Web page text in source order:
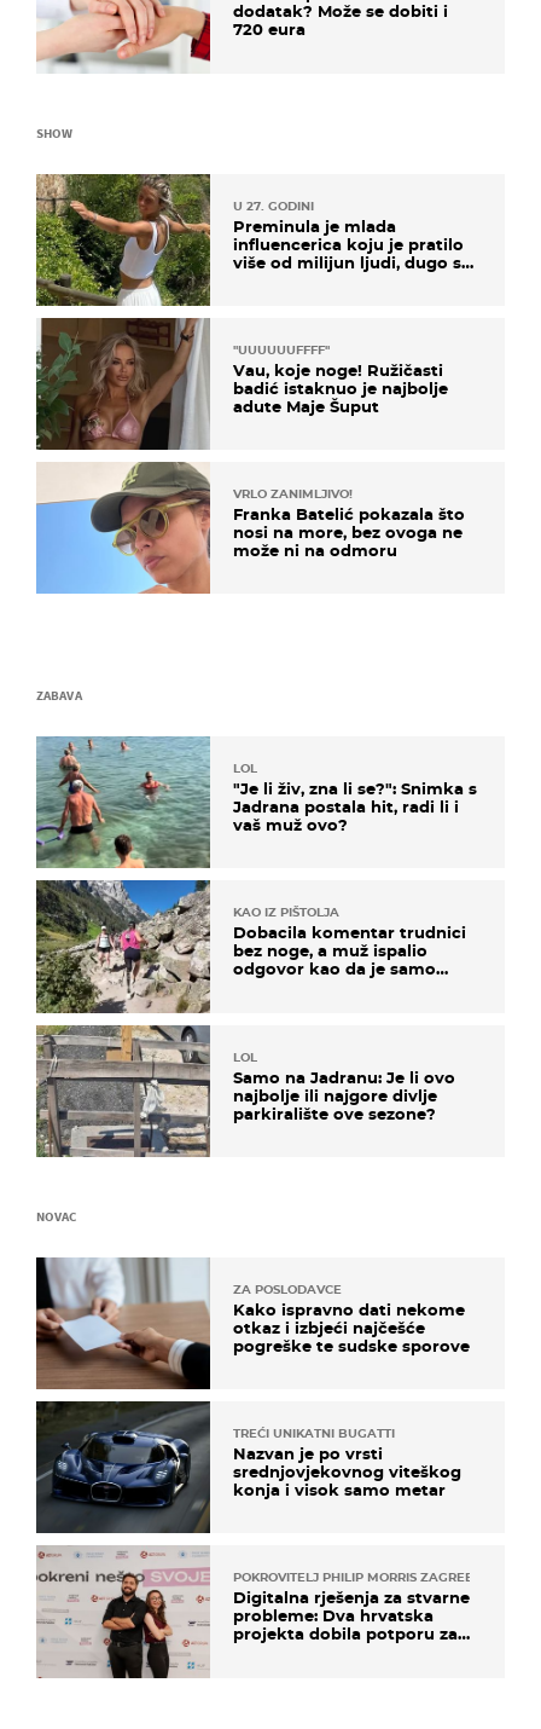
dodatak? Može se dobiti i
720 eura
SHOW
U 27. GODINI
Preminula je mlada
influencerica koju je pratilo
više od milijun ljudi, dugo se
"UUUUUUFFFF"
Vau, koje noge! Ružičasti
badić istaknuo je najbolje
adute Maje Šuput
VRLO ZANIMLJIVO!
Franka Batelić pokazala što
nosi na more, bez ovoga ne
može ni na odmoru
ZABAVA
LOL
"Je li živ, zna li se?": Snimka s
Jadrana postala hit, radi li i
vaš muž ovo?
KAO IZ PIŠTOLJA
Dobacila komentar trudnici
bez noge, a muž ispalio
odgovor kao da je samo
LOL
Samo na Jadranu: Je li ovo
najbolje ili najgore divlje
parkiralište ove sezone?
NOVAC
ZA POSLODAVCE
Kako ispravno dati nekome
otkaz i izbjeći najčešće
pogreške te sudske sporove
TREĆI UNIKATNI BUGATTI
Nazvan je po vrsti
srednjovjekovnog viteškog
konja i visok samo metar
POKROVITELJ PHILIP MORRIS ZAGREB
Digitalna rješenja za stvarne
probleme: Dva hrvatska
projekta dobila potporu za